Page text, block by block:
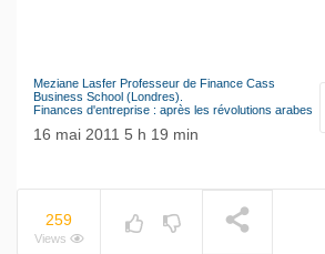
Le
Meziane Lasfer Professeur de Finance Cass
Business School (Londres).
Finances d'entreprise : après les révolutions arabes
16 mai 2011 5 h 19 min
259
Views